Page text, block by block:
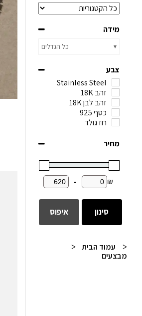
מידה
כל הגדלים
צבע
Stainless Steel
זהב 18K
זהב לבן 18K
כסף 925
רוז גולד
מחיר
₪
-
סינון איפוס
עמוד הבית
מבצעים